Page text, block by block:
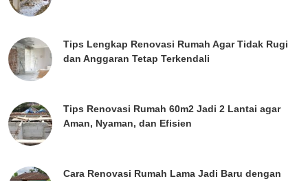
Tips Lengkap Renovasi Rumah Agar Tidak Rugi
dan Anggaran Tetap Terkendali
Tips Renovasi Rumah 60m2 Jadi 2 Lantai agar
Aman, Nyaman, dan Efisien
Cara Renovasi Rumah Lama Jadi Baru dengan